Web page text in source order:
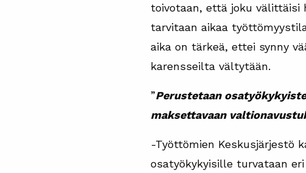
toivotaan, että joku välittäisi
tarvitaan aikaa
aika on tärkeä, ettei synny
karensseilta vältytään.
”Perustetaan
maksettavaan
-Työttömien Keskusjärjestö
osatyökykyisille turvataan